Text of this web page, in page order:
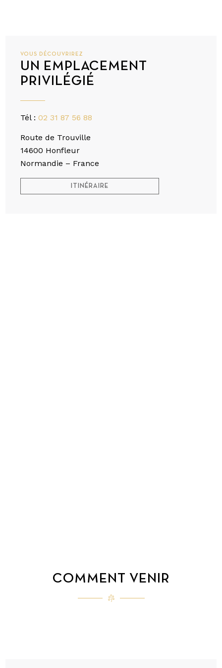
VOUS DÉCOUVRIREZ
UN EMPLACEMENT
PRIVILÉGIÉ
Tél :02 31 87 56 88
Route de Trouville
14600 Honfleur
Normandie – France
ITINÉRAIRE
COMMENT VENIR